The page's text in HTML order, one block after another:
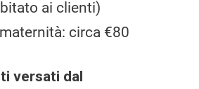
ai clienti)
circa €80
versati dal